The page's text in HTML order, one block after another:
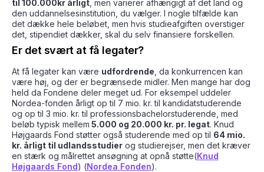
til 100.000kr årligt , men varierer afhængigt af det land og
den uddannelsesinstitution, du vælger. I nogle tilfælde kan
det dække hele beløbet, men hvis studieafgiften overstiger
det, stipendiet dækker, skal du selv finansiere forskellen.
Er det svært at få legater?
At få legater kan være udfordrende , da konkurrencen kan
være høj, og der er begrænsede midler. Men mange har dog
held da Fondene deler meget ud. For eksempel uddeler
Nordea-fonden årligt op til 7 mio. kr. til kandidatstuderende
og op til 3 mio. kr. til professionsbachelorstuderende, med
beløb typisk mellem 5.000 og 20.000 kr. pr. legat. Knud
Højgaards Fond støtter også studerende med op til 64 mio.
kr. årligt til udlandsstudier og studierejser, men det kræver
en stærk og målrettet ansøgning at opnå støtte​(Knud
Højgaards Fond) ​(Nordea Fonden).